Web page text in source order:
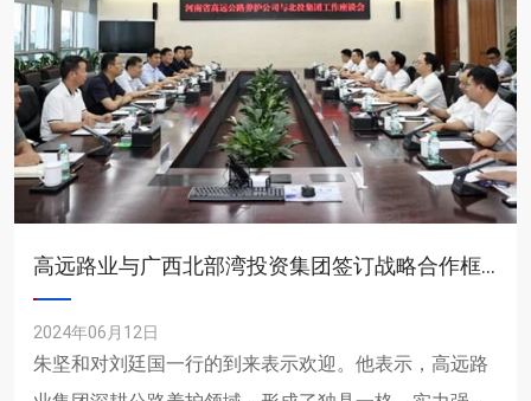
高远路业与广西北部湾投资集团签订战略合作框架协议
2024年06月12日
朱坚和对刘廷国一行的到来表示欢迎。他表示，高远路